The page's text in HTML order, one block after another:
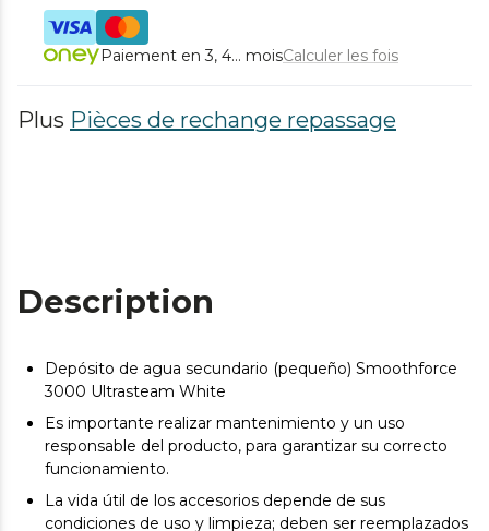
Paiement en 3, 4... moisCalculer les fois
Plus Pièces de rechange repassage
Description
Depósito de agua secundario (pequeño) Smoothforce
3000 Ultrasteam White
Es importante realizar mantenimiento y un uso
responsable del producto, para garantizar su correcto
funcionamiento.
La vida útil de los accesorios depende de sus
condiciones de uso y limpieza; deben ser reemplazados